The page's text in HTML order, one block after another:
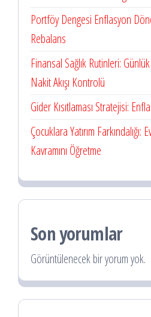
Portföy Dengesi Enflasyon
Rebalans
Finansal Sağlık Rutinleri:
Nakit Akışı Kontrolü
Gider Kısıtlaması Stratejisi:
Çocuklara Yatırım
Kavramını Öğretme
Son yorumlar
Görüntülenecek bir yorum yok.